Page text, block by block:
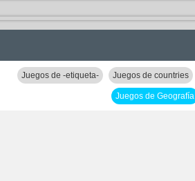
Juegos de -etiqueta- Juegos de countries
Juegos de Geografía